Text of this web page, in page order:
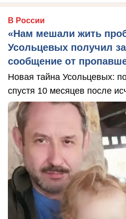
В России
«Нам мешали жить
Усольцевых получил
сообщение от
Новая тайна Усольцевых:
спустя 10 месяцев после